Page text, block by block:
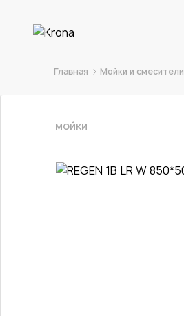
Главная Мойки и смесители
МОЙКИ